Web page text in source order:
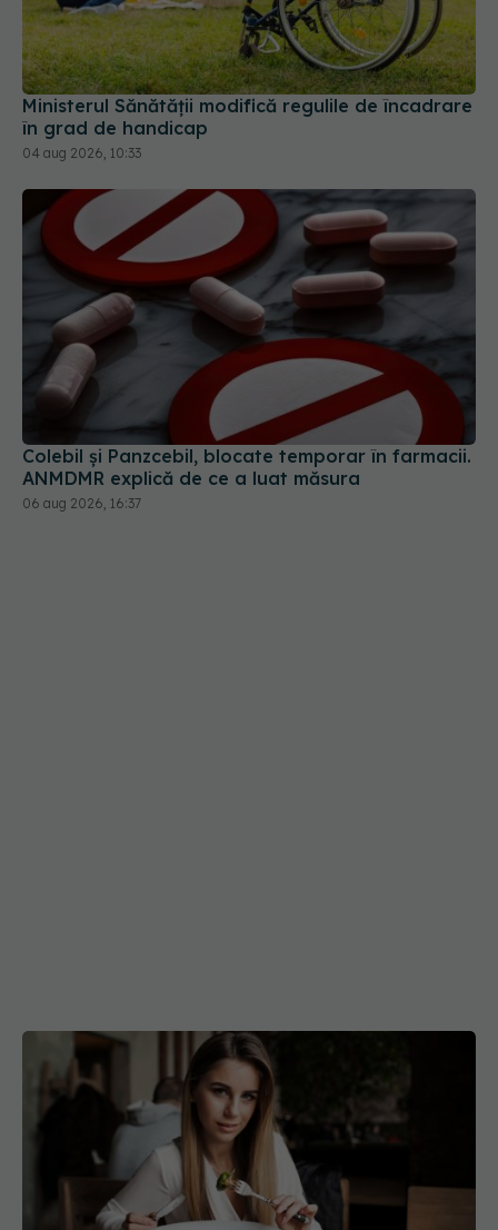
Ministerul Sănătății modifică regulile de încadrare
în grad de handicap
04 aug 2026, 10:33
Colebil și Panzcebil, blocate temporar în farmacii.
ANMDMR explică de ce a luat măsura
06 aug 2026, 16:37